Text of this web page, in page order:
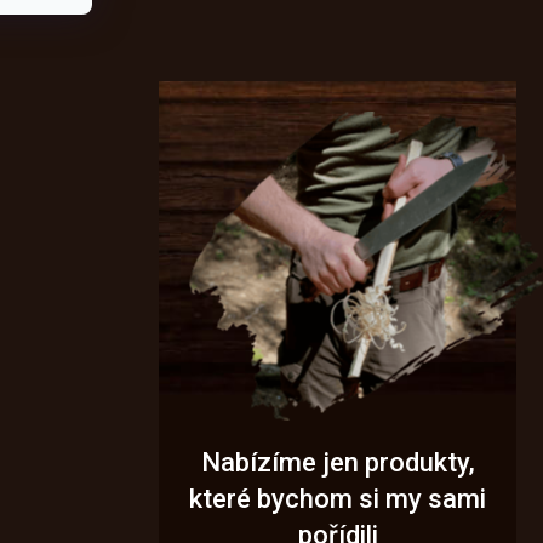
Nabízíme jen produkty,
které bychom si my sami
pořídili